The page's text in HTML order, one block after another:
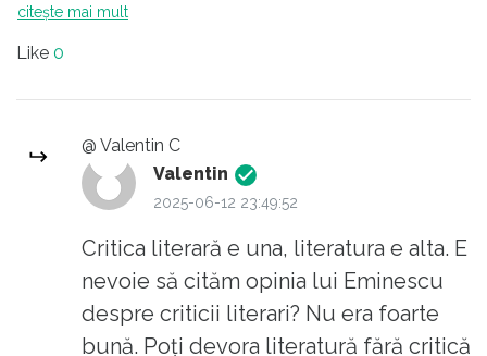
ontologică asupra situației frazeologic
rarefiată textual.." (Alooo, alooo, aț' v'zut un
pe o potcoavă încinsă în foc!
Marele Creangă nu-și îndopa elevii cu
metatextele lui pește prăjit, că și-ar fi luat
micuții lumea-n cap și ar fi renunțat la școală.
Ceea ce făcea Creangă atunci, acum se
numește, modern, SCRIERE CREATIVĂ.
citește mai mult
Like 0
@ Valentin C
Valentin
2025-06-12 23:49:52
Critica literară e una, literatura e alta. E
nevoie să cităm opinia lui Eminescu
despre criticii literari? Nu era foarte
bună. Poți devora literatură fără critică